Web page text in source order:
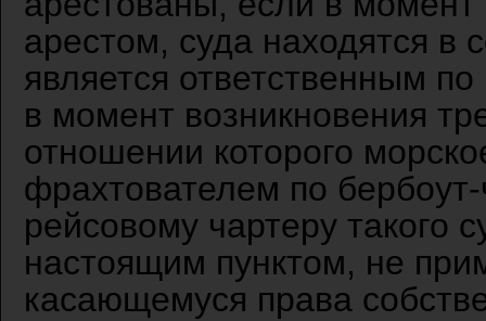
арестом, суда находятся в
является ответственным
в момент возникновения
отношении которого
фрахтователем по
рейсовому чартеру такого
настоящим пунктом, не
касающемуся права